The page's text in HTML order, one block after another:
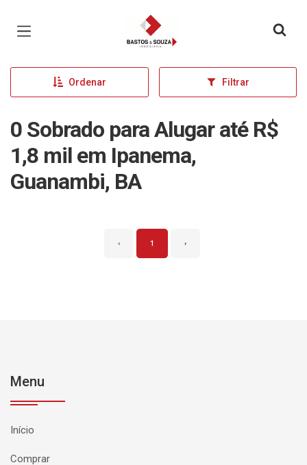
Página inicial
Ordenar Filtrar
0 Sobrado para Alugar até R$
1,8 mil em Ipanema,
Guanambi, BA
‹ 1 ›
Menu
Início
Comprar